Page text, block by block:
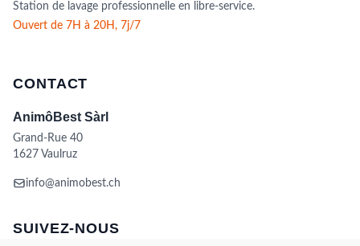
Station de lavage professionnelle en libre-service.
Ouvert de 7H à 20H, 7j/7
CONTACT
AnimôBest Sàrl
Grand-Rue 40
1627 Vaulruz
info@animobest.ch
SUIVEZ-NOUS